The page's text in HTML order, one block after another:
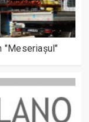
"Meseriașul"